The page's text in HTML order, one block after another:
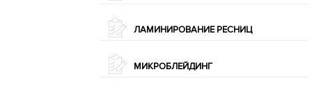
ЛАМИНИРОВАНИЕ РЕСНИЦ
МИКРОБЛЕЙДИНГ